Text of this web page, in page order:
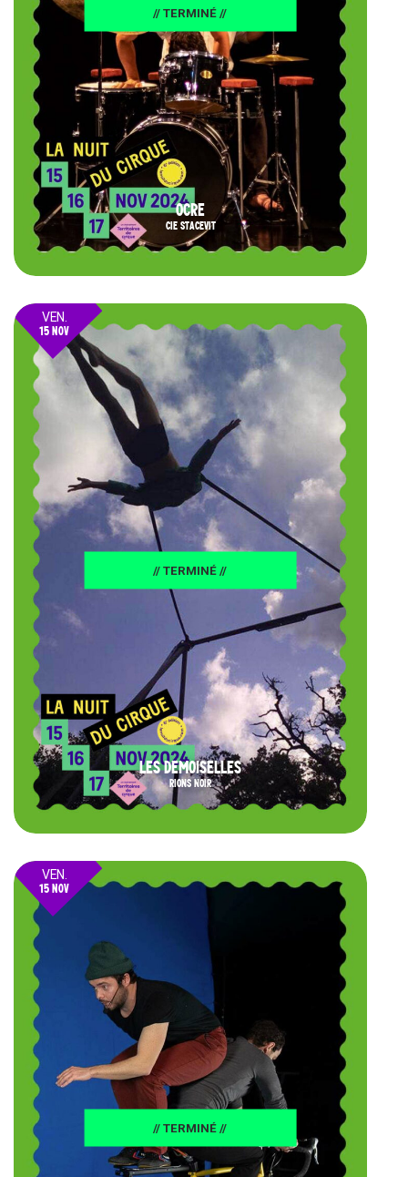
// TERMINÉ //
OCRE
CIE STACEVIT
VEN.
15 NOV
24
// TERMINÉ //
LES DEMOISELLES
RIONS NOIR
VEN.
15 NOV
// TERMINÉ //